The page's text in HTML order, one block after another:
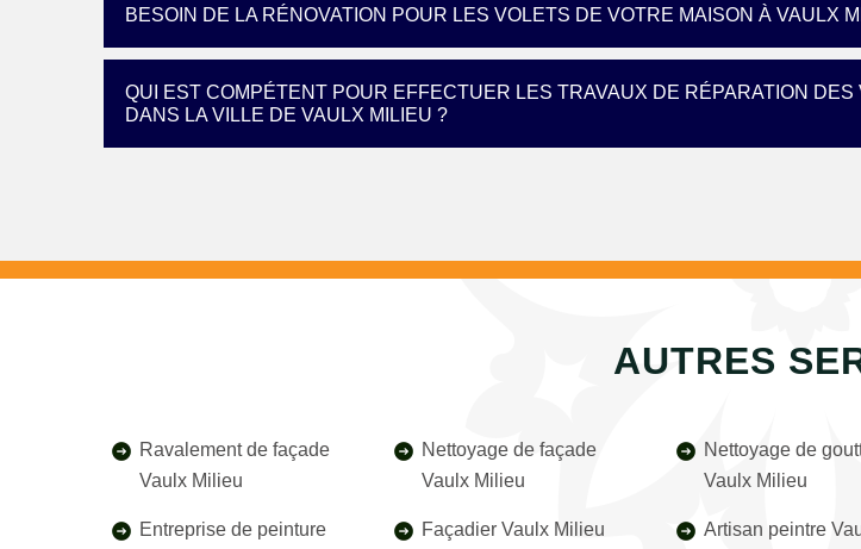
BESOIN DE LA RÉNOVATION POUR LES VOLETS DE VOTRE MAISON À VAULX
QUI EST COMPÉTENT POUR EFFECTUER LES TRAVAUX DE RÉPARATION DES
DANS LA VILLE DE VAULX MILIEU ?
AUTRES
Ravalement de façade
Vaulx Milieu
Entreprise de peinture
Nettoyage de façade
Vaulx Milieu
Façadier Vaulx Milieu
Nettoyage de
Vaulx Milieu
Artisan peintre